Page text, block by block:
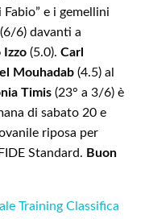
e i gemellini
(6/6) davanti a
Izzo (5.0). Carl
Mouhadab (4.5) al
Timis (23° a 3/6) è
di sabato 20 e
riposa per
Standard. Buon
Training Classifica